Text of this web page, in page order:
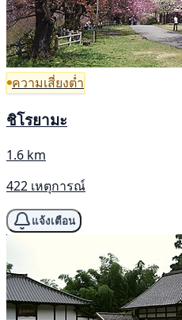
ความเสี่ยงต่ำ
ชิโรยามะ
1.6 km
422 เหตุการณ์
แจ้งเตือน